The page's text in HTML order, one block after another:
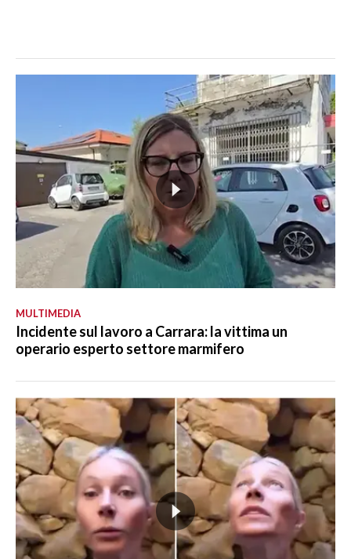
MULTIMEDIA
Incidente sul lavoro a Carrara: la vittima un
operario esperto settore marmifero